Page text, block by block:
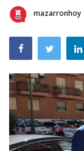
Noticias
Mazarrón Hoy
Entrevistas
Reportajes
Empresas
mazarronhoy